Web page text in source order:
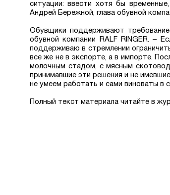
Капсула
Аутлет
Акции / Новости
Адреса магазинов
ситуации: ввести хотя бы
Андрей Бережной, глава обувной
Обувщики поддерживают
обувной компании RALF RINGER. –
поддерживаю в стремлении
все же не в экспорте, а в импорте.
молочным стадом, с мясным
принимавшие эти решения и не
не умеем работать и сами виноваты в
Полный текст материала читайте в